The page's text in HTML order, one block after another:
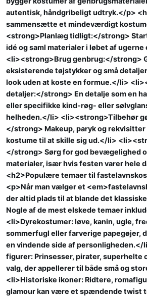
autentisk, håndgribeligt udtryk.</p>
sammensætte et mindeværdigt
<strong>Planlæg tidligt:</strong>
idé og saml materialer i løbet af
<li><strong>Brug genbrug:</strong>
eksisterende tøjstykker og små
look uden at koste en formue.</li>
detaljer:</strong> En detalje som en
eller specifikke kind-røg- eller
helheden.</li> <li><strong>Tilbehør
</strong> Makeup, paryk og rekvisitter
kostume til at skille sig ud.</li>
</strong> Sørg for god bevægelighed
materialer, især hvis festen varer hele
<h2>Populære temaer til
<p>Når man vælger et
der altid plads til at blande det
Nogle af de mest elskede temaer
<li>Dyrekostumer: løve, kanin, ugle,
sommerfugl eller farverige papegøjer,
en vindende side af personligheden.</
figurer: Prinsesser, pirater, superhelte
valg, der appellerer til både små og
<li>Historiske ikoner: Ridtere,
glamour kan være et spændende twist